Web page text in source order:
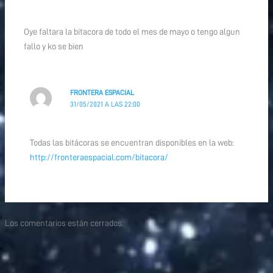
Oye faltara la bitacora de todo el mes de mayo o tengo algun
fallo y ko se bien
FRONTERA ESPACIAL
31/05/2021 A LAS 22:00
Todas las bitácoras se encuentran disponibles en la web:
http://fronteraespacial.com/bitacora/
Los comentarios están cerrados.